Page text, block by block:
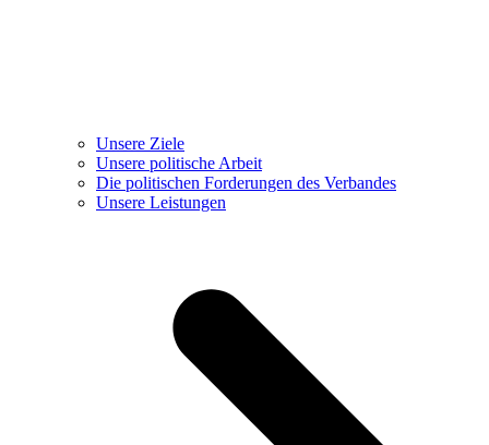
Unsere Ziele
Unsere politische Arbeit
Die politischen Forderungen des Verbandes
Unsere Leistungen